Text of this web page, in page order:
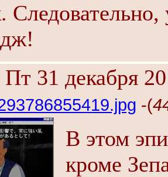
Пт 31 декабря
-(
В этом
кроме